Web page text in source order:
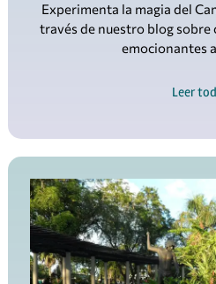
Experimenta la magia del
través de nuestro blog sobre
emocionantes
Leer